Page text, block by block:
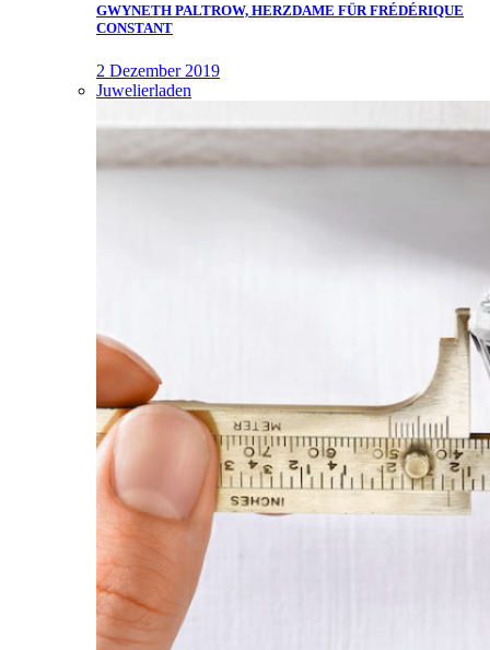
GWYNETH PALTROW, HERZDAME FÜR FRÉDÉRIQUE
CONSTANT
2 Dezember 2019
Juwelierladen